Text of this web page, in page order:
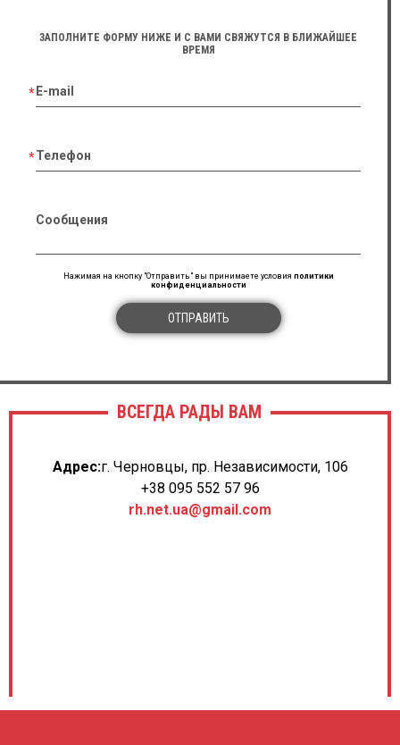
ЗАПОЛНИТЕ ФОРМУ НИЖЕ И С ВАМИ СВЯЖУТСЯ В БЛИЖАЙШЕЕ
ВРЕМЯ
E-mail
Телефон
Сообщения
Нажимая на кнопку "Отправить" вы принимаете условия политики
конфиденциальности
ОТПРАВИТЬ
ВСЕГДА РАДЫ ВАМ
Адрес:г. Черновцы, пр. Независимости, 106
+38 095 552 57 96
rh.net.ua@gmail.com